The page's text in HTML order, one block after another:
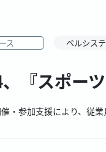
ス ベルシス
『スポー
・参加支援により、従